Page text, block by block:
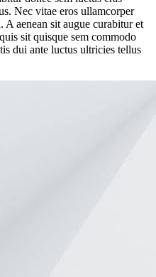
Nec vitae eros ullamcorper
A aenean sit augue curabitur et
sit quisque sem commodo
dui ante luctus ultricies tellus